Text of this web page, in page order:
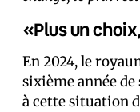
«Plus un
En 2024, le
sixième année de
à cette situation